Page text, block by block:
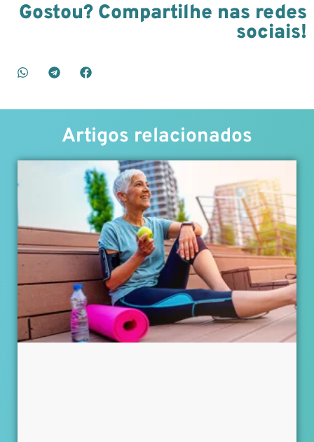
Gostou? Compartilhe nas redes
sociais!
Artigos relacionados